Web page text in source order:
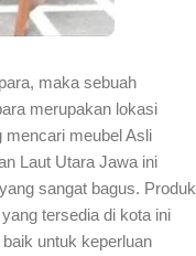
maka sebuah
merupakan lokasi
mencari meubel Asli
Laut Utara Jawa ini
sangat bagus. Produk
tersedia di kota ini
untuk keperluan